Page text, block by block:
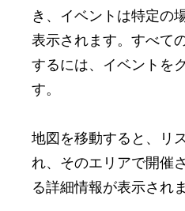
き、イベントは特定の
表示されます。すべて
するには、イベントを
す。
地図を移動すると、リ
れ、そのエリアで開催
る詳細情報が表示されま